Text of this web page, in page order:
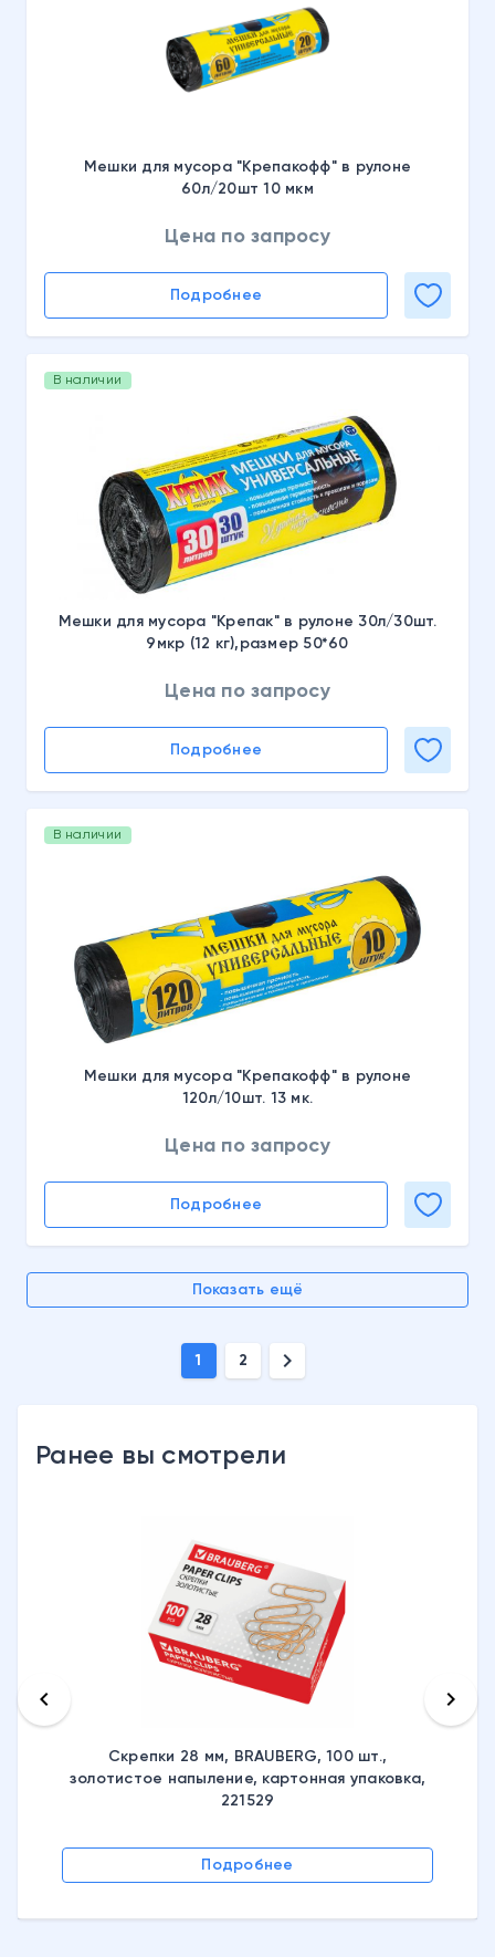
Мешки для мусора "Крепакофф" в рулоне
60л/20шт 10 мкм
Цена по запросу
Подробнее
В наличии
Мешки для мусора "Крепак" в рулоне 30л/30шт.
9мкр (12 кг),размер 50*60
Цена по запросу
Подробнее
В наличии
Мешки для мусора "Крепакофф" в рулоне
120л/10шт. 13 мк.
Цена по запросу
Подробнее
Показать ещё
1 2 chevron_right
Ранее вы смотрели
Скрепки 28 мм, BRAUBERG, 100 шт.,
золотистое напыление, картонная упаковка,
221529
Подробнее
keyboard_arrow_left keyboard_arrow_right